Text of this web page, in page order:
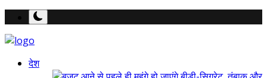
देश